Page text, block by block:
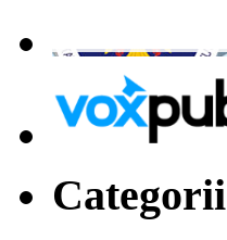
Categorii